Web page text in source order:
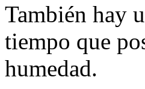
También hay
tiempo que
humedad.